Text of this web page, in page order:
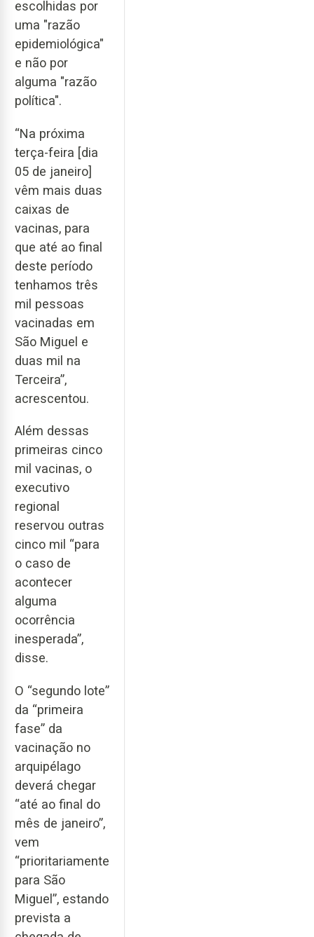
escolhidas por
uma "razão
epidemiológica"
e não por
alguma "razão
política".
“Na próxima
terça-feira [dia
05 de janeiro]
vêm mais duas
caixas de
vacinas, para
que até ao final
deste período
tenhamos três
mil pessoas
vacinadas em
São Miguel e
duas mil na
Terceira”,
acrescentou.
Além dessas
primeiras cinco
mil vacinas, o
executivo
regional
reservou outras
cinco mil “para
o caso de
acontecer
alguma
ocorrência
inesperada”,
disse.
O “segundo lote”
da “primeira
fase” da
vacinação no
arquipélago
deverá chegar
“até ao final do
mês de janeiro”,
vem
“prioritariamente
para São
Miguel”, estando
prevista a